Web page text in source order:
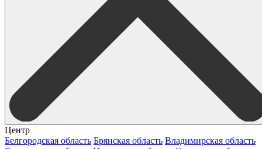
Центр
Белгородская область Брянская область Владимирская область